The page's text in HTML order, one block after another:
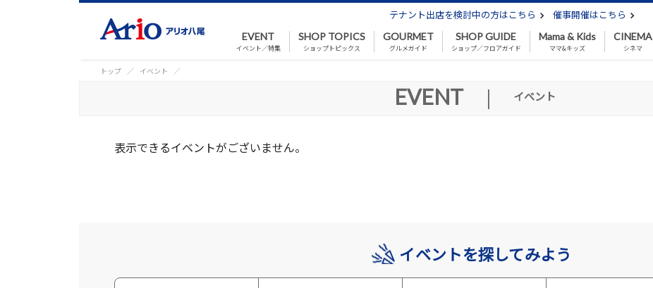
テナント出店を検討中の方はこちら 催事開催はこちら
EVENT
イベント／特集
SHOP TOPICS
ショップトピックス
GOURMET
グルメガイド
SHOP GUIDE
ショップ／フロアガイド
Mama & Kids
ママ&キッズ
CINEMA
シネマ
トップ イベント
EVENT | イベント
表示できるイベントがございません。
イベントを探してみよう